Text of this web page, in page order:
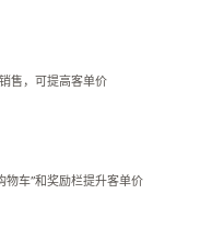
售，可提高客单价
物车”和奖励栏提升客单价